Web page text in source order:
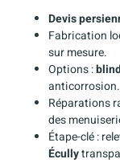
Devis
Fabrication
sur mesure.
Options :
anticorrosion.
Réparations
des
Étape-clé :
Écully